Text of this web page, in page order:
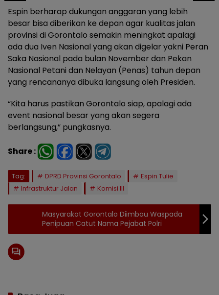
Espin berharap dukungan anggaran yang lebih
besar bisa diberikan ke depan agar kualitas jalan
provinsi di Gorontalo semakin meningkat apalagi
ada dua Iven Nasional yang akan digelar yakni Peran
Saka Nasional pada bulan November dan Pekan
Nasional Petani dan Nelayan (Penas) tahun depan
yang rencananya dibuka langsung oleh Presiden.
“Kita harus pastikan Gorontalo siap, apalagi ada
event nasional besar yang akan segera
berlangsung,” pungkasnya.
Share :
Tag: DPRD Provinsi Gorontalo
Espin Tulie
Infrastruktur Jalan
Komisi III
Masyarakat Gorontalo Diimbau Waspada
Penipuan Catut Nama Pejabat Polri